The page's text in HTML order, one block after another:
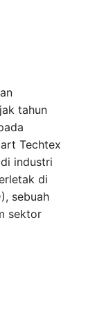
tahun
Techtex
industri
di
sebuah
sektor